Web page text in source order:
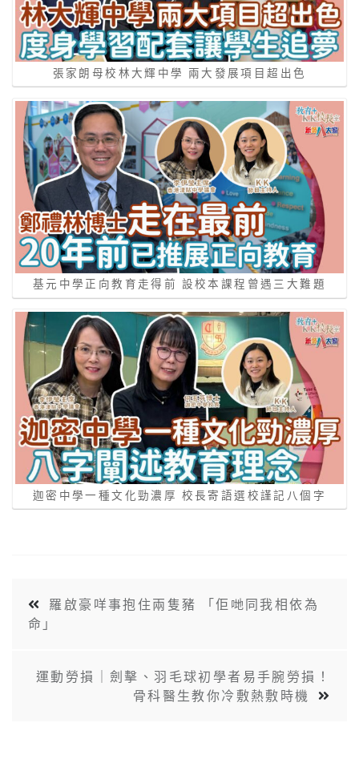
張家朗母校林大輝中學 兩大發展項目超出色
基元中學正向教育走得前 設校本課程曾遇三大難題
迦密中學一種文化勁濃厚 校長寄語選校謹記八個字
羅啟豪咩事抱住兩隻豬 「佢哋同我相依為
命」
運動勞損｜劍擊、羽毛球初學者易手腕勞損！
骨科醫生教你冷敷熱敷時機